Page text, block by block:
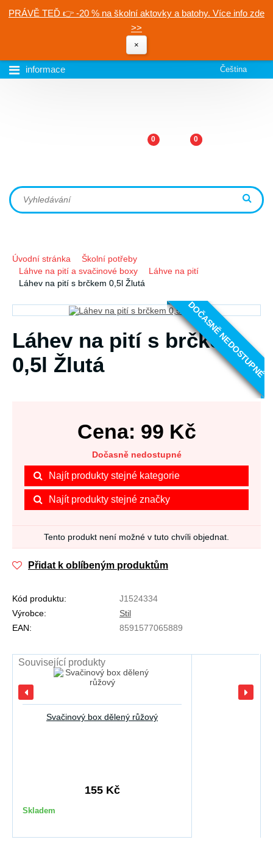
PRÁVĚ TEĎ 👉 -20 % na školní aktovky a batohy. Více info zde
>>
×
informace Čeština
0 0
Úvodní stránka
Školní potřeby
Láhve na pití a svačinové boxy
Láhve na pití
Láhev na pití s brčkem 0,5l Žlutá
DOČASNĚ NEDOSTUPNÉ
Láhev na pití s brčkem
0,5l Žlutá
Cena: 99 Kč
Dočasně nedostupné
Najít produkty stejné kategorie
Najít produkty stejné značky
Tento produkt není možné v tuto chvíli objednat.
Přidat k oblíbeným produktům
Kód produktu:
J1524334
Výrobce:
Stil
EAN:
8591577065889
Související produkty
Svačinový box dělený růžový
155 Kč
Skladem